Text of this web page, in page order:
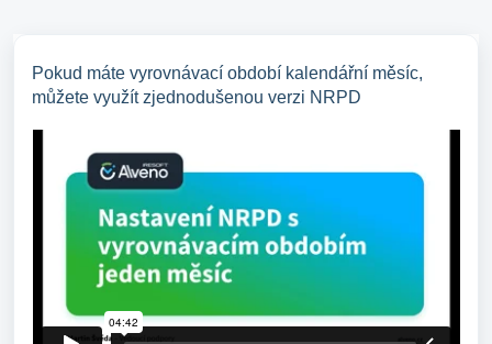
Pokud máte vyrovnávací období kalendářní měsíc,
můžete využít zjednodušenou verzi NRPD